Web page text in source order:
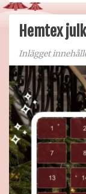
Hemtex
Inlägget